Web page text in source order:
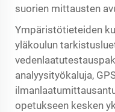
suorien mittausten
Ympäristötieteiden
yläkoulun
analyysityökaluja,
opetukseen kesken